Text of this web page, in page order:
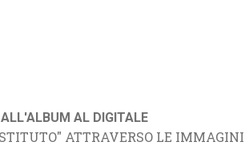
AL DIGITALE
ATTRAVERSO LE IMMAGINI